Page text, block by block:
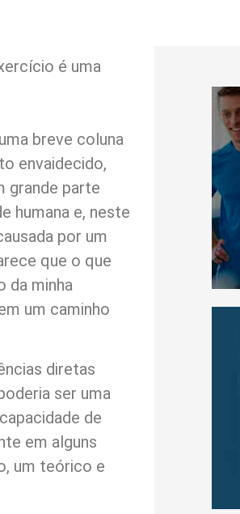
é uma
breve coluna
envaidecido,
grande parte
humana e, neste
por um
que o que
da minha
um caminho
diretas
ser uma
de
em alguns
um teórico e